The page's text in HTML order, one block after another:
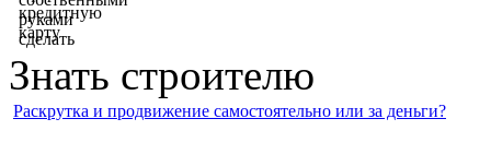
Знать строителю
Раскрутка и продвижение самостоятельно или за деньги?